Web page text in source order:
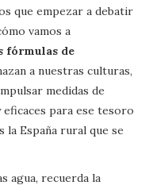
que empezar a debatir
vamos a
fórmulas de
a nuestras culturas,
medidas de
para ese tesoro
la España rural que se
agua, recuerda la